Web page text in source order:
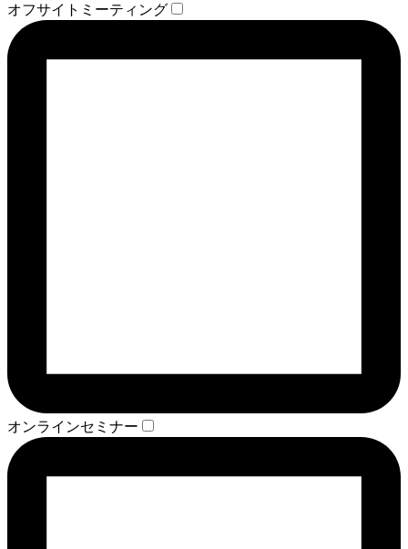
オフサイトミーティング
オンラインセミナー